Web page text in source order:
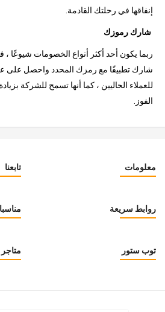
إنفاقها في رحلتك القادمة.
شارك رموزك
ربما يكون أحد أكثر أنواع الخصومات شيوعًا ،
شارك تطبيقًا مع رمزك المحدد واحصل على
للعملاء الحاليين ، كما أنها تسمح للشركة
الفوز.
تابعنا معلومات
روابط سريعة
متاجر توب ستور